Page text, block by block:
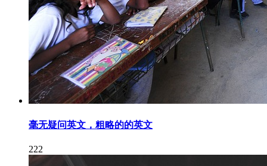
毫无疑问英文，粗略的的英文
222